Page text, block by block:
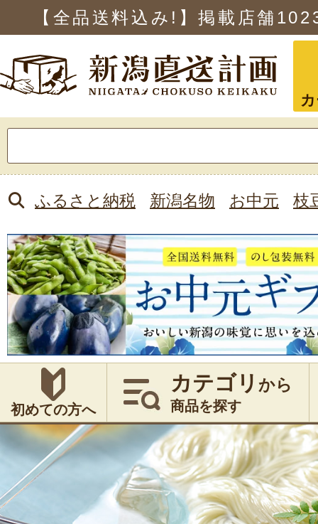
【全品送料込み!】掲載店舗
索:
ふるさと納税 新潟名物 お中元 枝
初めての方へ
カテゴリ から
商品を探す